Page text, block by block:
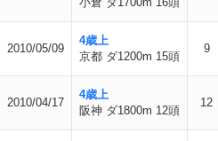
2010/05/09
4歳上
京都 ダ1200m 15頭
9
2010/04/17
4歳上
阪神 ダ1800m 12頭
12